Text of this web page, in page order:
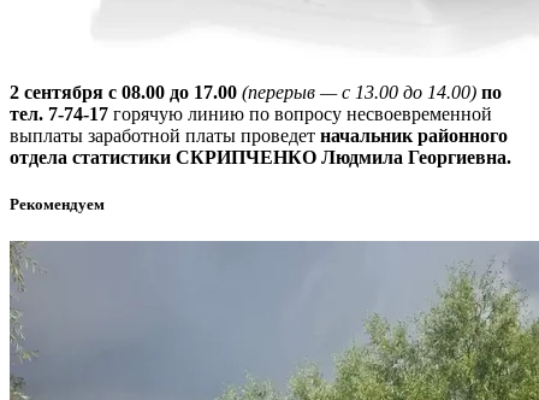
2 сентября с 08.00 до 17.00 (перерыв — с 13.00 до 14.00) по
тел. 7-74-17 горячую линию по вопросу несвоевременной
выплаты заработной платы проведет начальник районного
отдела статистики СКРИПЧЕНКО Людмила Георгиевна.
Рекомендуем